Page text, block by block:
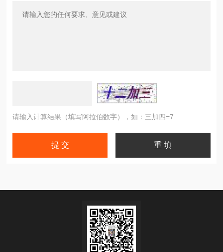
请输入计算结果（填写阿拉伯数字），如：三加四=7